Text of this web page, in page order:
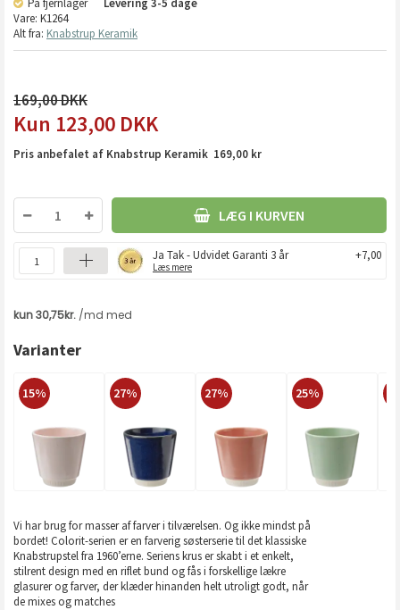
På fjernlager Levering 3-5 dage
Vare: K1264
Alt fra: Knabstrup Keramik
169,00
123,00 DKK
Pris anbefalet af Knabstrup Keramik 169,00 kr
LÆG I KURVEN
Ja Tak - Udvidet Garanti 3 år
Læs mere
+7,00
Varianter
15% 27% 27% 25%
Vi har brug for masser af farver i tilværelsen. Og ikke mindst på
bordet! Colorit-serien er en farverig søsterserie til det klassiske
Knabstrupstel fra 1960’erne. Seriens krus er skabt i et enkelt,
stilrent design med en riflet bund og fås i forskellige lækre
glasurer og farver, der klæder hinanden helt utroligt godt, når
de mixes og matches